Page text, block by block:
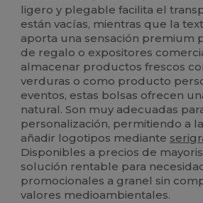
ligero y plegable facilita el
están vacías, mientras que la
aporta una sensación premium
de regalo o expositores
almacenar productos frescos
verduras o como producto
eventos, estas bolsas ofrecen
natural. Son muy adecuadas
personalización, permitiendo a
añadir logotipos mediante
Disponibles a precios de
solución rentable para
promocionales a granel sin
valores medioambientales.